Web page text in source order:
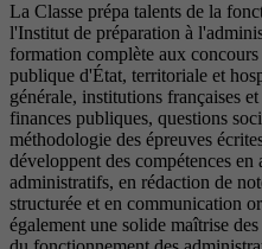
La Classe prépa talents de la
l'Institut de préparation à
formation complète aux
publique d'État, territoriale et
générale, institutions françaises
finances publiques, questions
méthodologie des épreuves
développent des compétences en
administratifs, en rédaction de
structurée et en communication
également une solide maîtrise